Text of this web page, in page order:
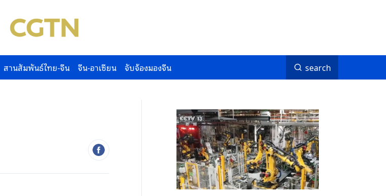
สานสัมพันธ์ไทย-จีน จีน-อาเซียน จับจ้องมองจีน search